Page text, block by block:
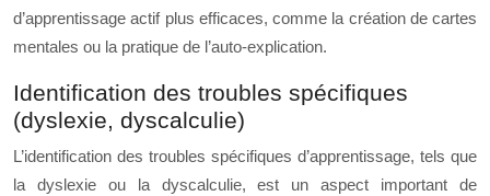
d’apprentissage actif plus efficaces, comme la création de cartes
mentales ou la pratique de l’auto-explication.
Identification des troubles spécifiques
(dyslexie, dyscalculie)
L’identification des troubles spécifiques d’apprentissage, tels que
la dyslexie ou la dyscalculie, est un aspect important de